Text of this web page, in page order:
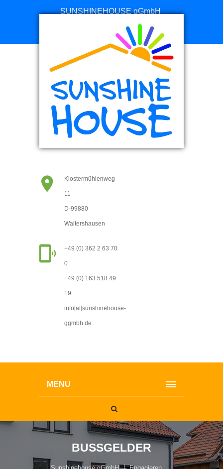
SUNSHINEHOUSE gGmbH
Online Spenden
Klostermühlenweg
11
D-99880
Waltershausen
+49 (0) 362 2 63 70
0
+49 (0) 163 518 49
19
info[at]sunshinehouse-
ggmbh.de
MENU
BUSSGELDER